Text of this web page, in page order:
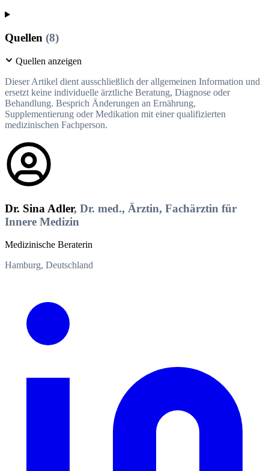
Quellen (8)
Quellen anzeigen
Dieser Artikel dient ausschließlich der allgemeinen Information und
ersetzt keine individuelle ärztliche Beratung, Diagnose oder
Behandlung. Besprich Änderungen an Ernährung,
Supplementierung oder Medikation mit einer qualifizierten
medizinischen Fachperson.
Dr. Sina Adler, Dr. med., Ärztin, Fachärztin für
Innere Medizin
Medizinische Beraterin
Hamburg, Deutschland